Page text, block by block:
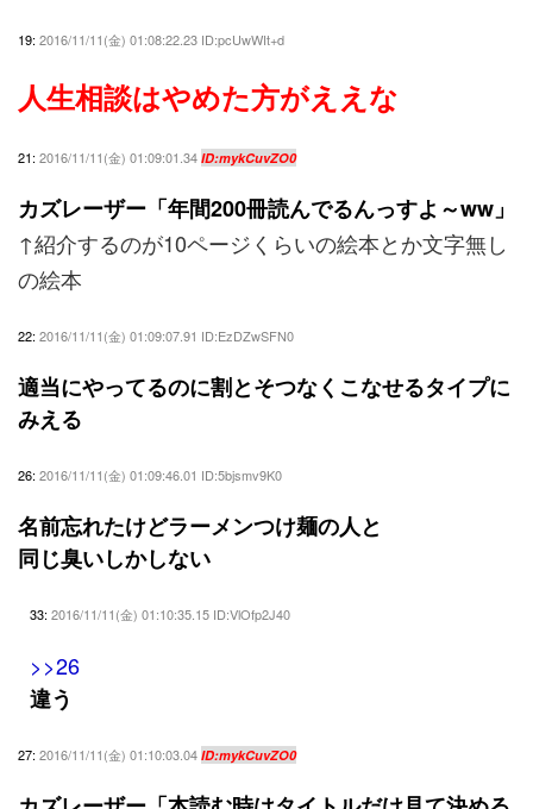
19: 2016/11/11(金) 01:08:22.23 ID:pcUwWIt+d
人生相談はやめた方がええな
21: 2016/11/11(金) 01:09:01.34 ID:mykCuvZO0
カズレーザー「年間200冊読んでるんっすよ～ww」
↑紹介するのが10ページくらいの絵本とか文字無し
の絵本
22: 2016/11/11(金) 01:09:07.91 ID:EzDZwSFN0
適当にやってるのに割とそつなくこなせるタイプに
みえる
26: 2016/11/11(金) 01:09:46.01 ID:5bjsmv9K0
名前忘れたけどラーメンつけ麺の人と
同じ臭いしかしない
33: 2016/11/11(金) 01:10:35.15 ID:VlOfp2J40
>>26
違う
27: 2016/11/11(金) 01:10:03.04 ID:mykCuvZO0